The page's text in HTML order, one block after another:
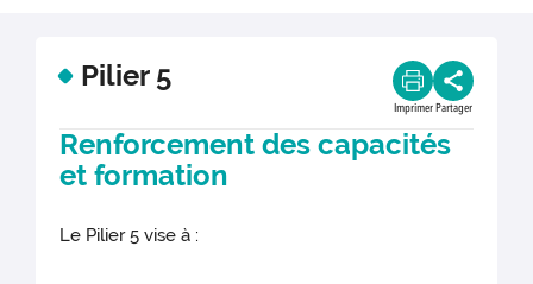
Pilier 5
Imprimer Partager
Renforcement des c apacités
et formation
Le Pilier 5 vise à :